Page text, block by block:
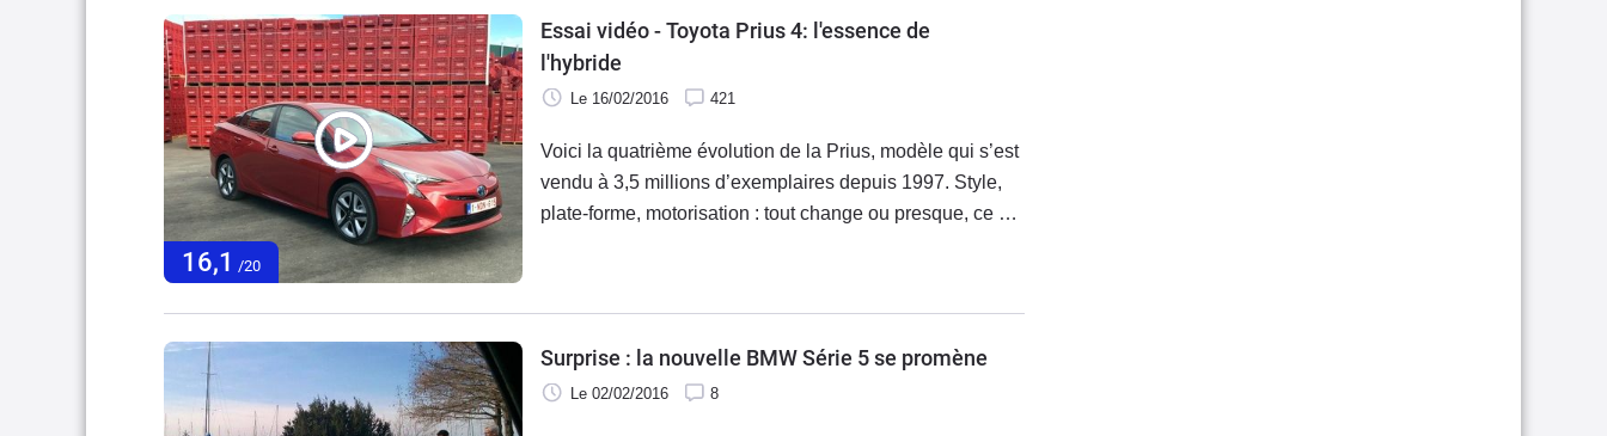
16,1 /20
Essai vidéo - Toyota Prius 4: l'essence de
l'hybride
Le 16/02/2016 421
Voici la quatrième évolution de la Prius, modèle qui s’est
vendu à 3,5 millions d’exemplaires depuis 1997. Style,
plate-forme, motorisation : tout change ou presque, ce qui
Surprise : la nouvelle BMW Série 5 se promène
Le 02/02/2016 8